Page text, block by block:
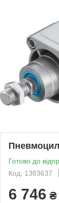
Готово до
Код: 1383637
6 746 ₴